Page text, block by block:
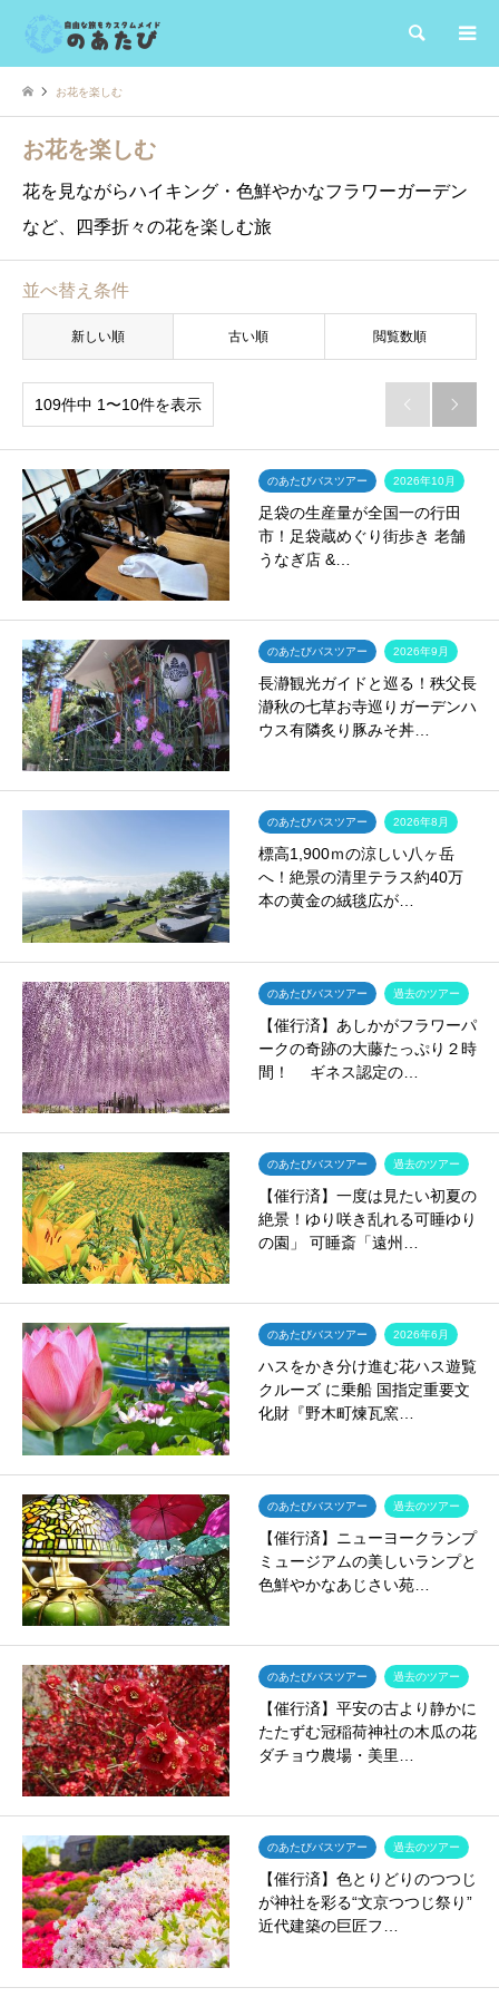
検索
お花を楽しむ
お花を楽しむ
花を見ながらハイキング・色鮮やかなフラワーガーデン
など、四季折々の花を楽しむ旅
並べ替え条件
新しい順 古い順 閲覧数順
109件中 1〜10件を表示  
のあたびバスツアー 2026年10月
足袋の生産量が全国一の行田
市！足袋蔵めぐり街歩き 老舗
うなぎ店 &…
のあたびバスツアー 2026年9月
長瀞観光ガイドと巡る！秩父長
瀞秋の七草お寺巡りガーデンハ
ウス有隣炙り豚みそ丼…
のあたびバスツアー 2026年8月
標高1,900ｍの涼しい八ヶ岳
へ！絶景の清里テラス約40万
本の黄金の絨毯広が…
のあたびバスツアー 過去のツアー
【催行済】あしかがフラワーパ
ークの奇跡の大藤たっぷり２時
間！ ギネス認定の…
のあたびバスツアー 過去のツアー
【催行済】一度は見たい初夏の
絶景！ゆり咲き乱れる可睡ゆり
の園」 可睡斎「遠州…
のあたびバスツアー 2026年6月
ハスをかき分け進む花ハス遊覧
クルーズ に乗船 国指定重要文
化財『野木町煉瓦窯…
のあたびバスツアー 過去のツアー
【催行済】ニューヨークランプ
ミュージアムの美しいランプと
色鮮やかなあじさい苑…
のあたびバスツアー 過去のツアー
【催行済】平安の古より静かに
たたずむ冠稲荷神社の木瓜の花
ダチョウ農場・美里…
のあたびバスツアー 過去のツアー
【催行済】色とりどりのつつじ
が神社を彩る“文京つつじ祭り”
近代建築の巨匠フ…